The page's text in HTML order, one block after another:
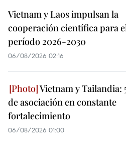
Vietnam y Laos impulsan la
cooperación científica para
período 2026-2030
06/08/2026 02:16
Vietnam y Tailandia:
de asociación en constante
fortalecimiento
06/08/2026 01:00